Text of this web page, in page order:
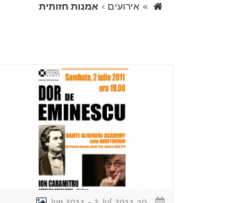
» אירועים › אמנות חזותית